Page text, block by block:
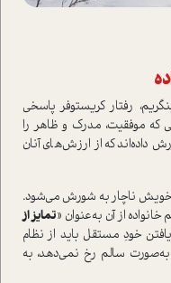
رفتار کریستوفر پاسخی
که موفقیت، مدرک و ظاهر را
داده‌اند که از ارزش‌های آنان
خویش ناچار به شورش می‌شود.
از آن به‌عنوان «تمایز از
خودِ مستقل باید از نظام
به‌صورت سالم رخ نمی‌دهد، به